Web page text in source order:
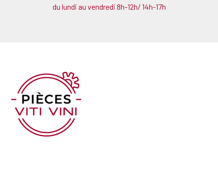
du lundi au vendredi 8h-12h/ 14h-17h